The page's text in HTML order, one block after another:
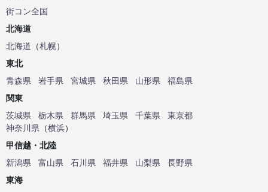
街コン全国
北海道
北海道 （札幌）
東北
青森県
岩手県 宮城県 秋田県 山形県
福島県
関東
茨城県
栃木県 群馬県 埼玉県 千葉県
東京都
神奈川県 （横浜）
甲信越・北陸
新潟県
富山県 石川県 福井県 山梨県
長野県
東海